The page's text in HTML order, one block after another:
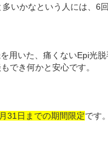
いかなという人には、6
用いた、痛くないEpi光脱
でき何かと安心です。
31日までの期間限定です。